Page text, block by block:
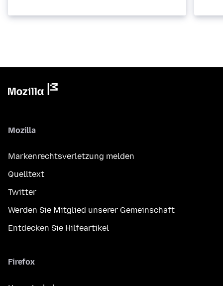
Mozilla
Markenrechtsverletzung melden
Quelltext
Twitter
Werden Sie Mitglied unserer Gemeinschaft
Entdecken Sie Hilfeartikel
Firefox